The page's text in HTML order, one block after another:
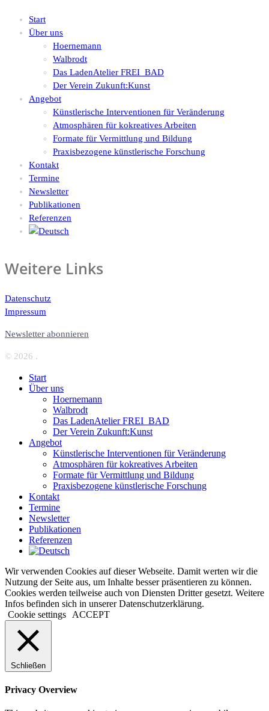
Start
Über uns
Hoernemann
Walbrodt
Das LadenAtelier FREI_BAD
Der Verein Zukunft:Kunst
Angebot
Künstlerische Interventionen für Veränderung
Atmosphären für kokreatives Arbeiten
Formate für Vermittlung und Bildung
Praxisbezogene künstlerische Forschung
Kontakt
Termine
Newsletter
Publikationen
Referenzen
Weitere Links
Datenschutz
Impressum
Newsletter abonnieren
© 2026 .
Start
Über uns
Hoernemann
Walbrodt
Das LadenAtelier FREI_BAD
Der Verein Zukunft:Kunst
Angebot
Künstlerische Interventionen für Veränderung
Atmosphären für kokreatives Arbeiten
Formate für Vermittlung und Bildung
Praxisbezogene künstlerische Forschung
Kontakt
Termine
Newsletter
Publikationen
Referenzen
Wir verwenden Cookies auf dieser Webseite. Damit werten wir die
Nutzung der Seite aus, um Inhalte besser präsentieren zu können.
Cookies werden teilweise auch von Diensten Dritter gesetzt. Weitere
Infos befinden sich in unserer Datenschutzerklärung.
Cookie settings
ACCEPT
Schließen
Privacy Overview